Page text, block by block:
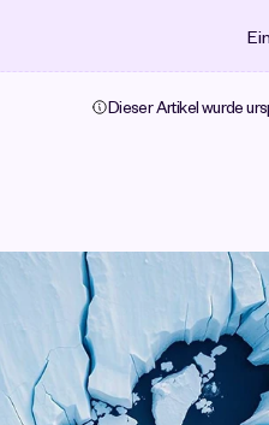
Dieser Artikel wurde